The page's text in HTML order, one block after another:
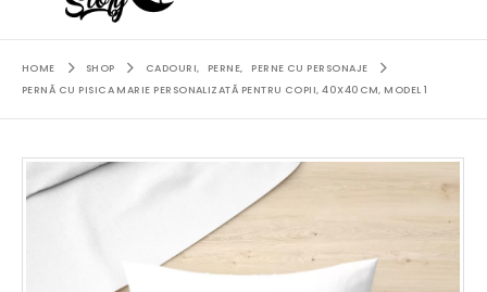
HOME SHOP CADOURI, PERNE,
PERNE CU PERSONAJE
PERNĂ CU PISICA MARIE PERSONALIZATĂ PENTRU COPII, 40X40CM, MODEL 1